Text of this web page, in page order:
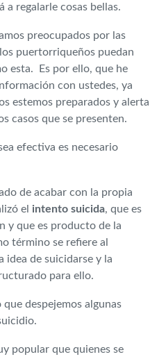
a regalarle cosas bellas.
preocupados por las
puertorriqueños puedan
esta. Es por ello, que he
con ustedes, ya
estemos preparados y alerta
casos que se presenten.
efectiva es necesario
de acabar con la propia
el intento suicida, que es
y que es producto de la
término se refiere al
idea de suicidarse y la
para ello.
despejemos algunas
popular que quienes se